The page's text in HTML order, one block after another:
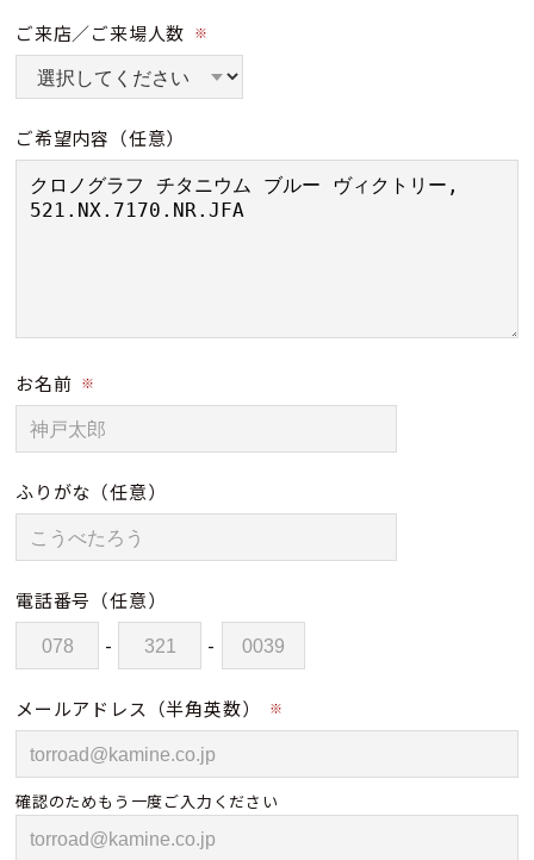
ご来店／ご来場人数 ※
ご希望内容 （任意）
お名前 ※
ふりがな （任意）
電話番号 （任意）
- -
メールアドレス（半角英数） ※
確認のためもう一度ご入力ください